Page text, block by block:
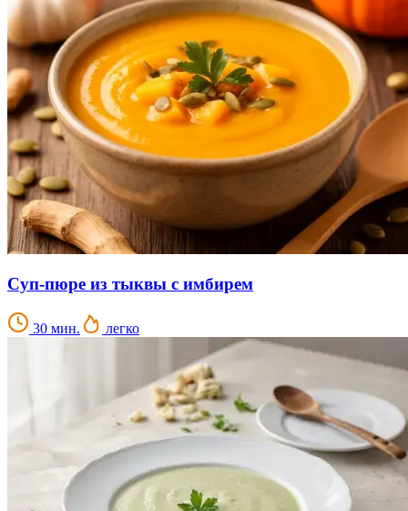
Суп-пюре из тыквы с имбирем
30 мин. легко